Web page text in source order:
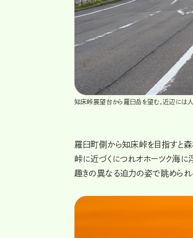
知床峠展望台から羅臼岳を望む。近辺には
羅臼町側から知床峠を目指すと森
峠に近づくにつれオホーツク海
趣きの異なる迫力の姿で眺められ